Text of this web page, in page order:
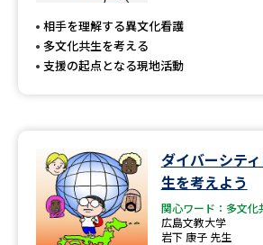
留学・進学関連、塾・予備校
高等学校（情報）教員資格認定
相手を理解する異文化看護
多文化共生を考える
支援の起点となる現地活動
ダイバーシテ
生を考えよう
関心ワード：多文化
広島文教大学
岩下 康子 先生